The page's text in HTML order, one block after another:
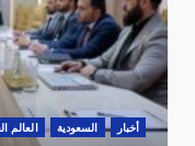
أخبار السعودية العالم